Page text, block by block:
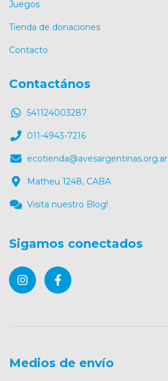
Juegos
Tienda de donaciones
Contacto
Contactános
541124003287
011-4943-7216
ecotienda@avesargentinas.org.ar
Matheu 1248, CABA
Visita nuestro Blog!
Sigamos conectados
Medios de envío